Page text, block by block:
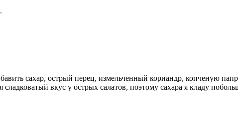
сахар, острый перец, измельченный кориандр, копченую
вкус у острых салатов, поэтому сахара я кладу